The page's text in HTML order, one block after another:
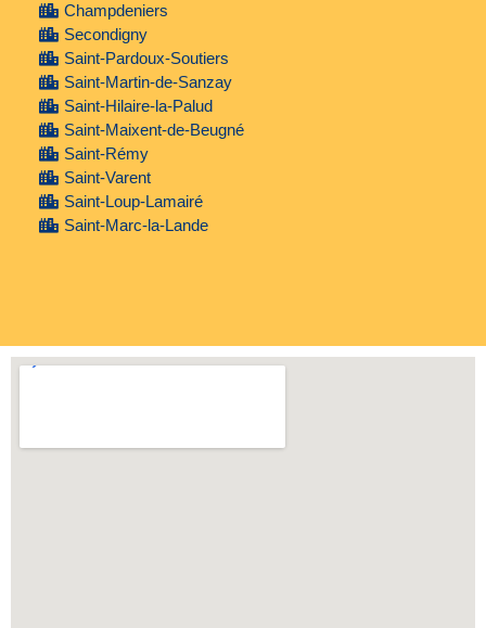
Champdeniers
Secondigny
Saint-Pardoux-Soutiers
Saint-Martin-de-Sanzay
Saint-Hilaire-la-Palud
Saint-Maixent-de-Beugné
Saint-Rémy
Saint-Varent
Saint-Loup-Lamairé
Saint-Marc-la-Lande